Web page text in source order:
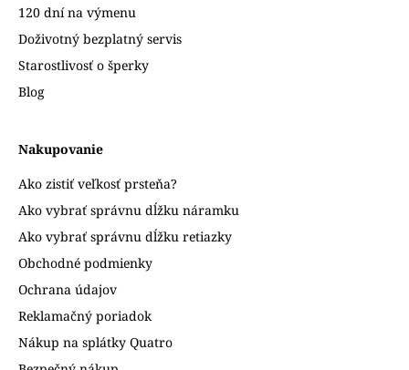
120 dní na výmenu
Doživotný bezplatný servis
Starostlivosť o šperky
Blog
Nakupovanie
Ako zistiť veľkosť prsteňa?
Ako vybrať správnu dĺžku náramku
Ako vybrať správnu dĺžku retiazky
Obchodné podmienky
Ochrana údajov
Reklamačný poriadok
Nákup na splátky Quatro